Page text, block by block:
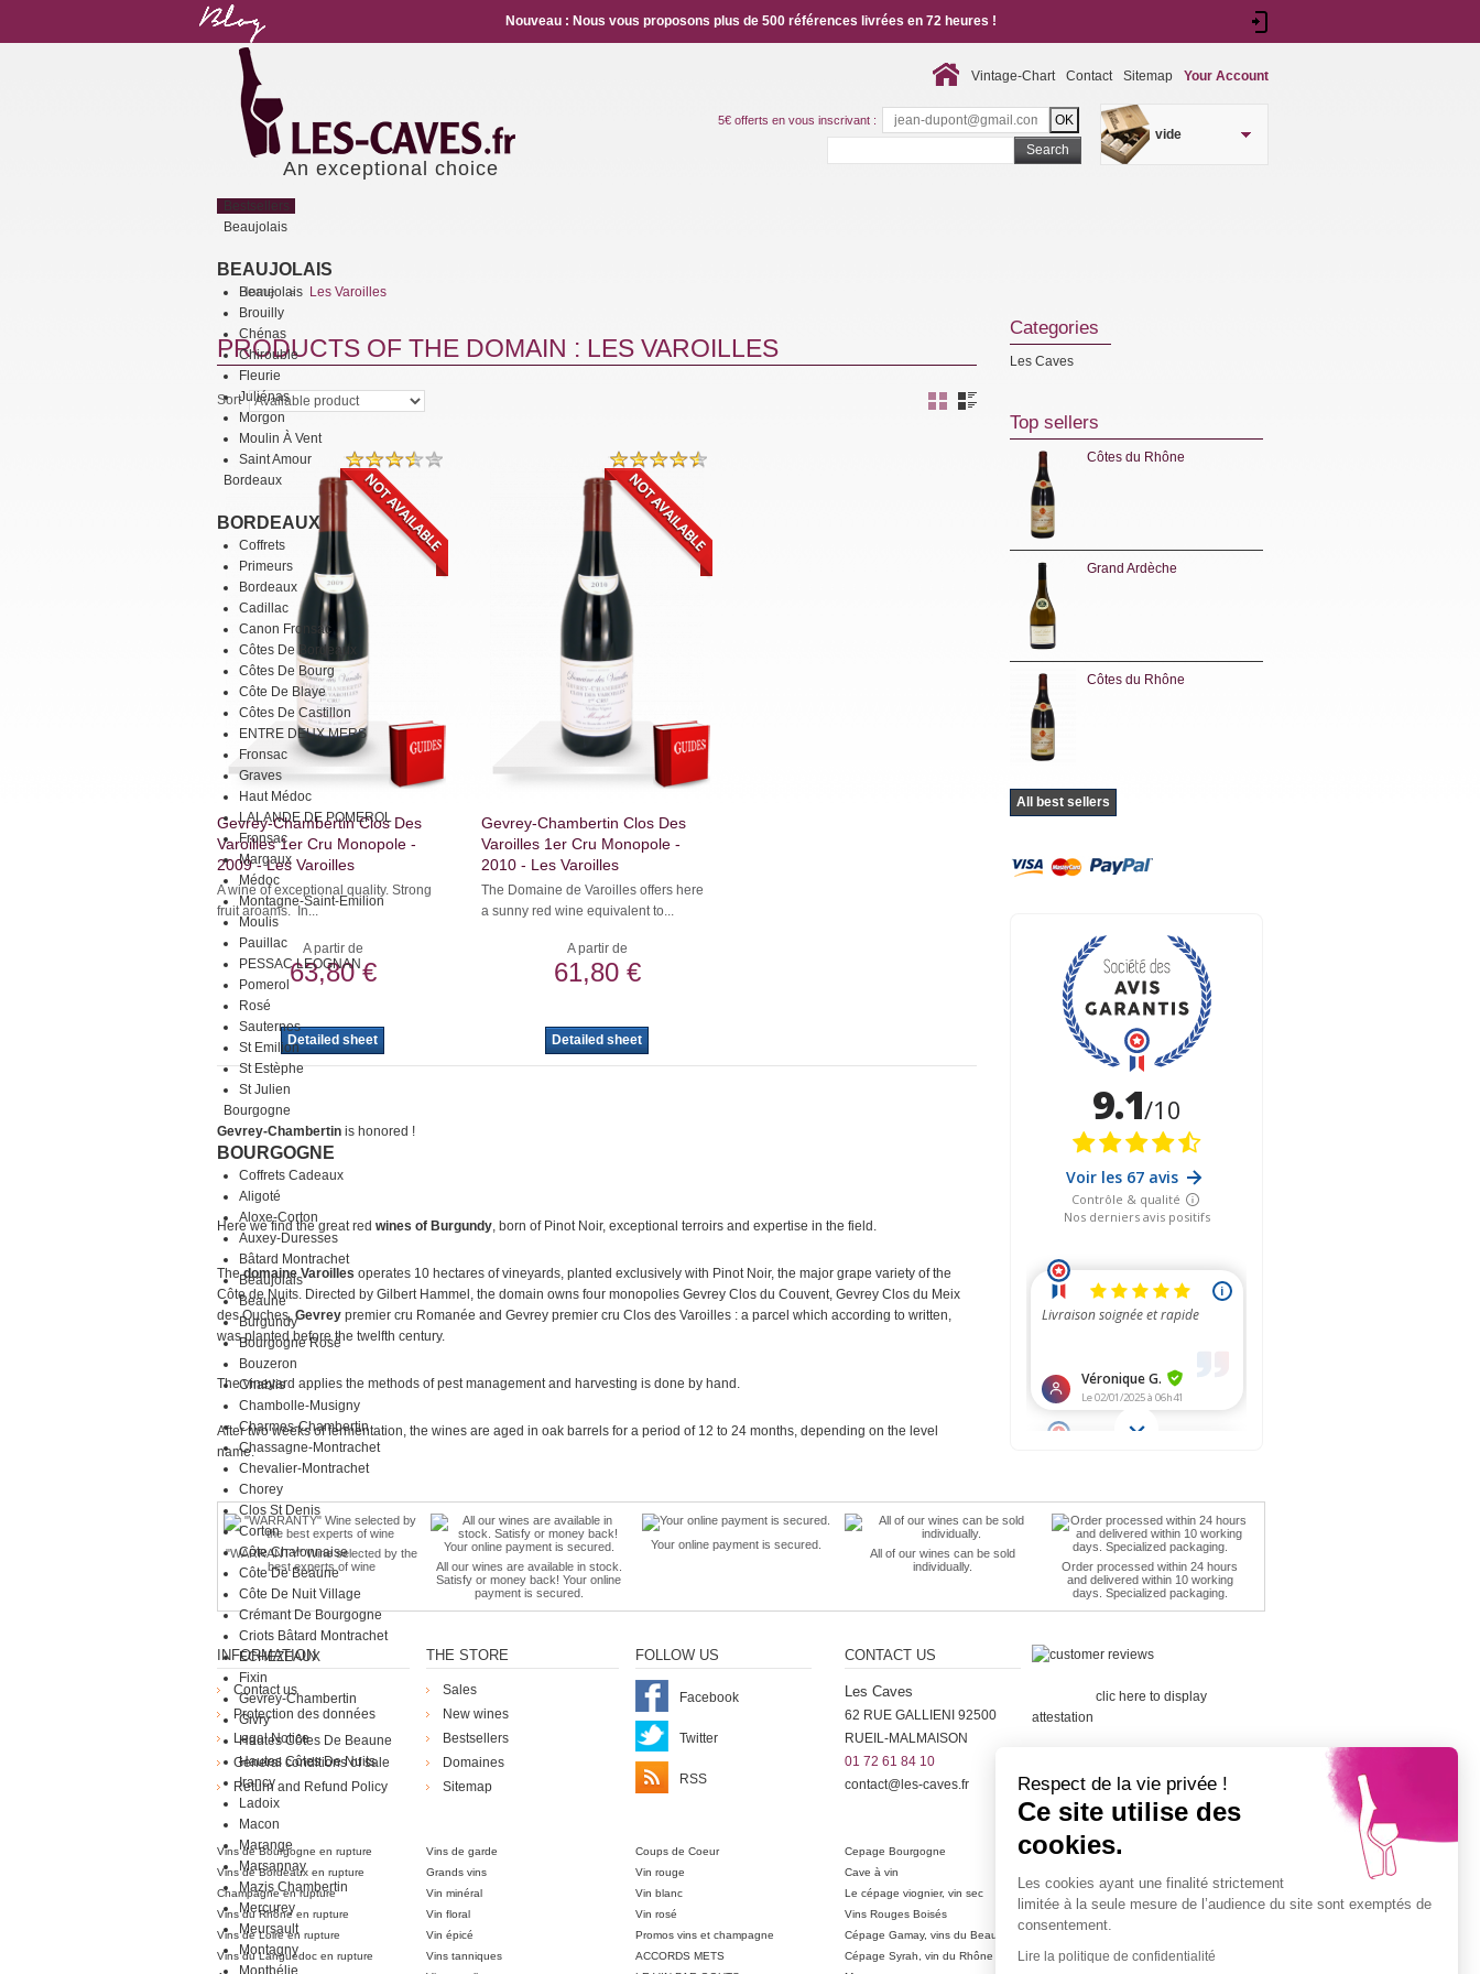
An exceptional choice
Bestsellers
Beaujolais
BEAUJOLAIS
Beaujolais
Brouilly
Chénas
Chirouble
Fleurie
Juliénas
Morgon
Moulin À Vent
Saint Amour
Bordeaux
BORDEAUX
Coffrets
Primeurs
Bordeaux
Cadillac
Canon Fronsac
Côtes De Bordeaux
Côtes De Bourg
Côte De Blaye
Côtes De Castillon
ENTRE DEUX MERS
Fronsac
Graves
Haut Médoc
LALANDE DE POMEROL
Fronsac
Margaux
Médoc
Montagne-Saint-Emilion
Moulis
Pauillac
PESSAC LEOGNAN
Pomerol
Rosé
Sauternes
St Emilion
St Estèphe
St Julien
Bourgogne
BOURGOGNE
Coffrets Cadeaux
Aligoté
Aloxe-Corton
Auxey-Duresses
Bâtard Montrachet
Beaujolais
Beaune
Burgundy
Bourgogne Rosé
Bouzeron
Chablis
Chambolle-Musigny
Charmes-Chambertin
Chassagne-Montrachet
Chevalier-Montrachet
Chorey
Clos St Denis
Corton
Côte Chalonnaise
Côte De Beaune
Côte De Nuit Village
Crémant De Bourgogne
Criots Bâtard Montrachet
ECHEZEAUX
Fixin
Gevrey-Chambertin
Givry
Hautes Côtes De Beaune
Hautes Côtes De Nuits
Irancy
Ladoix
Macon
Marange
Marsannay
Mazis Chambertin
Mercurey
Meursault
Montagny
Monthélie
vide
Vintage-Chart Contact Sitemap Your Account
Nouveau : Nous vous proposons plus de 500 références livrées en 72 heures !
Search
5€ offerts en vous inscrivant :
Home
Les Varoilles
PRODUCTS OF THE DOMAIN : LES VAROILLES
Sort
Gevrey-Chambertin Clos Des
Varoilles 1er Cru Monopole -
2009 - Les Varoilles
A wine of exceptional quality. Strong
fruit aroams. In...
A partir de
63,80 €
Detailed sheet
Gevrey-Chambertin Clos Des
Varoilles 1er Cru Monopole -
2010 - Les Varoilles
The Domaine de Varoilles offers here
a sunny red wine equivalent to...
A partir de
61,80 €
Detailed sheet
Gevrey-Chambertin is honored !
Here we find the great red wines of Burgundy, born of Pinot Noir, exceptional terroirs and expertise in the field.
Thedomaine Varoilles operates 10 hectares of vineyards, planted exclusively with Pinot Noir, the major grape variety of the
Côte de Nuits. Directed by Gilbert Hammel, the domain owns four monopolies Gevrey Clos du Couvent, Gevrey Clos du Meix
des Ouches,Gevrey premier cru Romanée and Gevrey premier cru Clos des Varoilles : a parcel which according to written,
was planted before the twelfth century.
The vineyard applies the methods of pest management and harvesting is done by hand.
After two weeks of fermentation, the wines are aged in oak barrels for a period of 12 to 24 months, depending on the level
name.
Categories
Les Caves
Top sellers
Côtes du Rhône
Grand Ardèche
Côtes du Rhône
All best sellers
"WARRANTY" Wine selected by the
best experts of wine
All our wines are available in stock.
Satisfy or money back! Your online
payment is secured.
Your online payment is secured.
All of our wines can be sold
individually.
Order processed within 24 hours
and delivered within 10 working
days. Specialized packaging.
INFORMATION
Contact us
Protection des données
Legal Notice
General conditions of sale
Return and Refund Policy
THE STORE
Sales
New wines
Bestsellers
Domaines
Sitemap
FOLLOW US
Facebook
Twitter
RSS
CONTACT US
Les Caves
62 RUE GALLIENI 92500
RUEIL-MALMAISON
01 72 61 84 10
contact@les-caves.fr
clic here to display
attestation
Vins de Bourgogne en rupture Vins de garde Coups de Coeur Cepage Bourgogne
Cépage Merlot
Vins de Bordeaux en rupture
Grands vins Vin rouge Cave à vin
Champagne en rupture
Vin minéral Vin blanc Le cépage viognier, vin sec
Cépage Sauvignon
Vins du Rhône en rupture
Vin floral Vin rosé Vins Rouges Boisés
Vins de Loire en rupture
Vin épicé Promos vins et champagne Cépage Gamay, vins du Beaujolais
Vins du Languedoc en rupture
Vins tanniques ACCORDS METS Cépage Syrah, vin du Rhône
Champagne petit prix
Respect de la vie privée !
Ce site utilise des
cookies.
Les cookies ayant une finalité strictement
limitée à la seule mesure de l’audience du site sont exemptés de
consentement.
Lire la politique de confidentialité